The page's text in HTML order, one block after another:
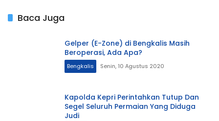
Baca Juga
Gelper (E-Zone) di Bengkalis Masih
Beroperasi, Ada Apa?
Bengkalis Senin, 10 Agustus 2020
Kapolda Kepri Perintahkan Tutup Dan
Segel Seluruh Permaian Yang Diduga
Judi